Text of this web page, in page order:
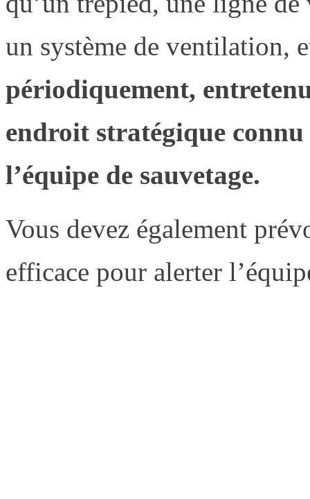
un système de ventilation,
périodiquement,
endroit stratégique
l’équipe de sauvetage.
Vous devez également
efficace pour alerter